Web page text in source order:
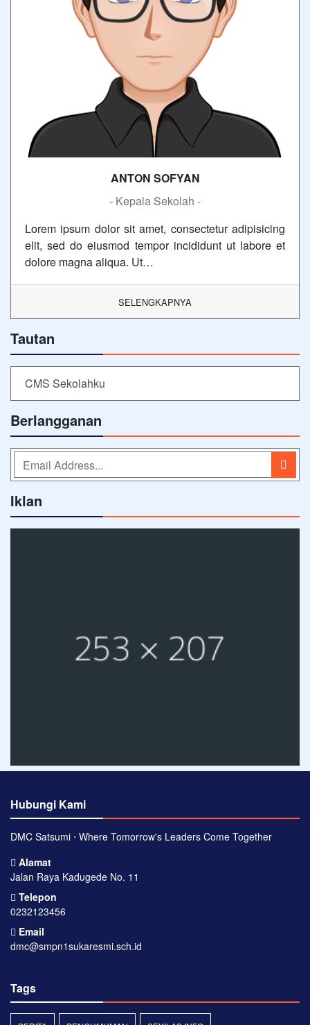
ANTON SOFYAN
- Kepala Sekolah -
Lorem ipsum dolor sit amet, consectetur adipisicing
elit, sed do eiusmod tempor incididunt ut labore et
dolore magna aliqua. Ut…
SELENGKAPNYA
Tautan
CMS Sekolahku
Berlangganan
Iklan
Hubungi Kami
DMC Satsumi ⋅ Where Tomorrow's Leaders Come Together
Alamat
Jalan Raya Kadugede No. 11
Telepon
0232123456
Email
dmc@smpn1sukaresmi.sch.id
Tags